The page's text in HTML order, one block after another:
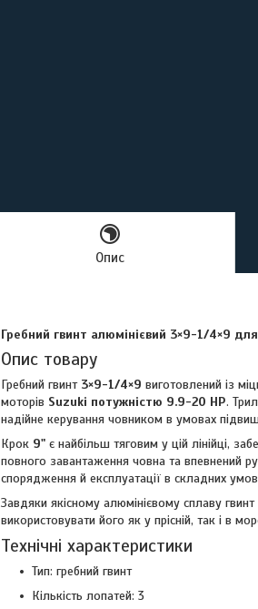
Опис
Гребний гвинт алюмінієвий 3×9-1/4×9
Опис товару
Гребний гвинт 3×9-1/4×9 виготовлений із
моторів Suzuki потужністю 9.9-20 HP.
надійне керування човником в умовах
Крок 9" є найбільш тяговим у цій лінійці,
повного завантаження човна та впевнений
спорядження й експлуатації в складних
Завдяки якісному алюмінієвому сплаву
використовувати його як у прісній, так і в
Технічні характеристики
Тип: гребний гвинт
Кількість лопатей: 3